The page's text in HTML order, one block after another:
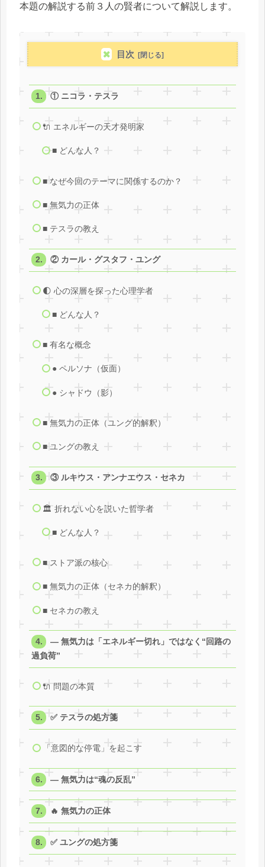
本題の解説する前３人の賢者について解説します。
目次
① ニコラ・テスラ
🔌 エネルギーの天才発明家
■ どんな人？
■ なぜ今回のテーマに関係するのか？
■ 無気力の正体
■ テスラの教え
② カール・グスタフ・ユング
🌓 心の深層を探った心理学者
■ どんな人？
■ 有名な概念
● ペルソナ（仮面）
● シャドウ（影）
■ 無気力の正体（ユング的解釈）
■ ユングの教え
③ ルキウス・アンナエウス・セネカ
🏛 折れない心を説いた哲学者
■ どんな人？
■ ストア派の核心
■ 無気力の正体（セネカ的解釈）
■ セネカの教え
― 無気力は「エネルギー切れ」ではなく“回路の
過負荷”
🔌 問題の本質
✅ テスラの処方箋
「意図的な停電」を起こす
― 無気力は“魂の反乱”
🔥 無気力の正体
✅ ユングの処方箋